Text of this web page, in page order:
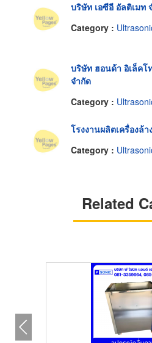
บริษัท เอซีอี อัลติเมท
Category :
บริษัท ฮอนด้า อิเล็คโ
จำกัด
Category :
โรงงานผลิตเครื่องล้
Category :
Related